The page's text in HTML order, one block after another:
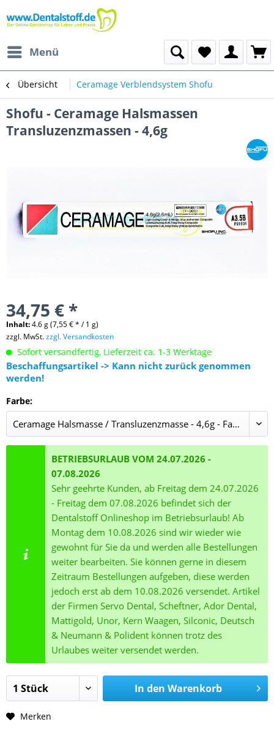
Menü
Übersicht Ceramage Verblendsystem Shofu
Shofu - Ceramage Halsmassen
Transluzenzmassen - 4,6g
34,75 € *
Inhalt:4.6 g (7,55 € * / 1 g)
zzgl. MwSt.zzgl. Versandkosten
Sofort versandfertig, Lieferzeit ca. 1-3 Werktage
Beschaffungsartikel -> Kann nicht zurück genommen
werden!
Farbe:
BETRIEBSURLAUB VOM 24.07.2026 -
07.08.2026
Sehr geehrte Kunden, ab Freitag dem 24.07.2026
- Freitag dem 07.08.2026 befindet sich der
Dentalstoff Onlineshop im Betriebsurlaub! Ab
Montag dem 10.08.2026 sind wir wieder wie
gewohnt für Sie da und werden alle Bestellungen
weiter bearbeiten. Sie können gerne in diesem
Zeitraum Bestellungen aufgeben, diese werden
jedoch erst ab dem 10.08.2026 versendet. Artikel
der Firmen Servo Dental, Scheftner, Ador Dental,
Mattigold, Unor, Kern Waagen, Silconic, Deutsch
& Neumann & Polident können trotz des
Urlaubes weiter versendet werden.
In den Warenkorb
Merken